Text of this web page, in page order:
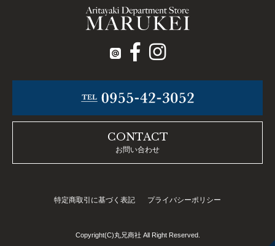
CONTACT
お問い合わせ
特定商取引に基づく表記 プライバシーポリシー
Copyright(C)丸兄商社 All Right Reserved.